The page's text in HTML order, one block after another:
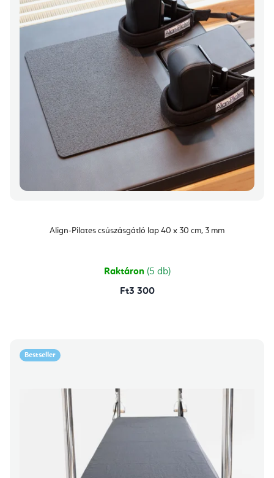
Align-Pilates csúszásgátló lap 40 x 30 cm, 3 mm
Raktáron (5 db)
Ft3 300
Bestseller